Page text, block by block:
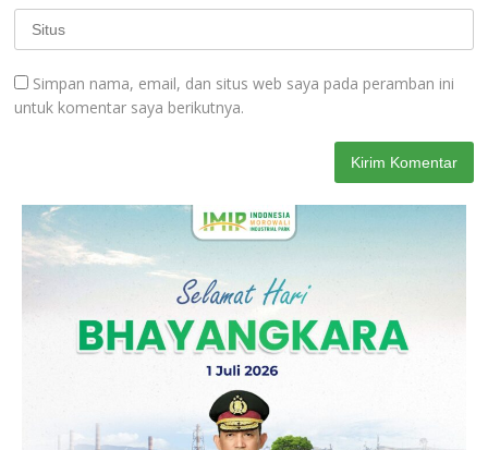
Simpan nama, email, dan situs web saya pada peramban ini
untuk komentar saya berikutnya.